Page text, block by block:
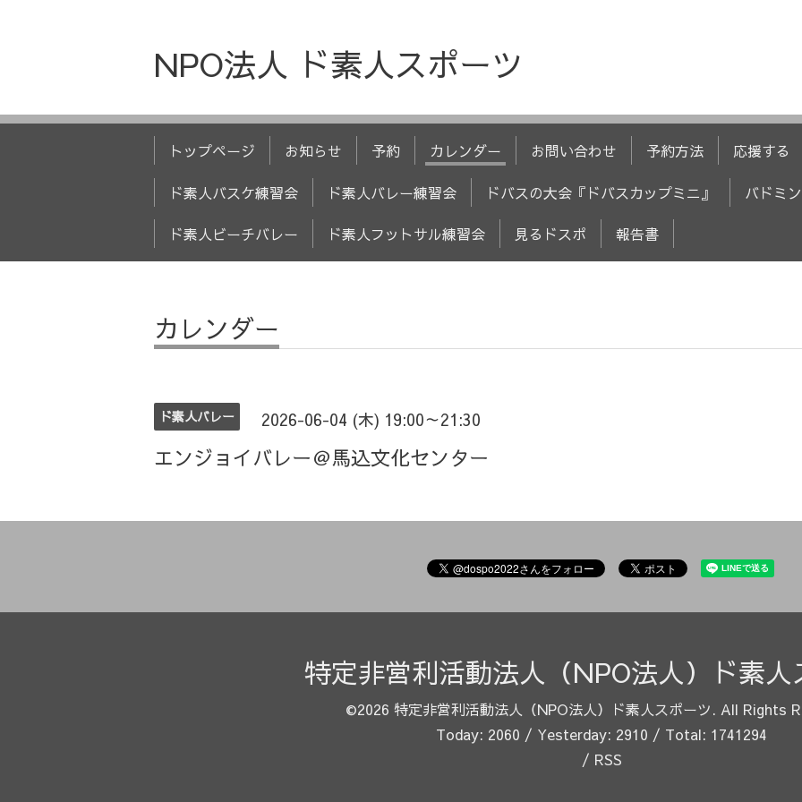
NPO法人 ド素人スポーツ
トップページ お知らせ 予約 カレンダー お問い合わせ 予約方法 応援する
ド素人バスケ練習会 ド素人バレー練習会 ドバスの大会『ドバスカップミニ』 バドミ
ド素人ビーチバレー ド素人フットサル練習会 見るドスポ 報告書
カレンダー
ド素人バレー 2026-06-04 (木) 19:00～21:30
エンジョイバレー＠馬込文化センター
特定非営利活動法人（NPO法人）ド素人
©2026 特定非営利活動法人（NPO法人）ド素人スポーツ. All Rights
Today: 2060 / Yesterday: 2910 / Total: 1741294
/ RSS